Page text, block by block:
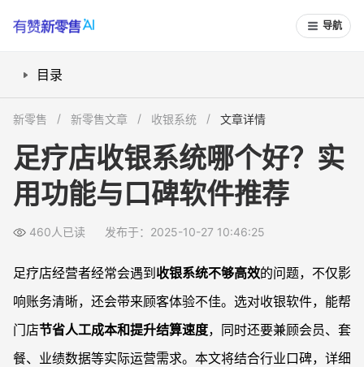
导航
目录
收银系统价格怎么选？哪些性价比高？
售后服务是否靠谱？容易遇到哪些问题？
足疗店收银软件能支持技师分账和提成计算吗？
收银系统支持手机或平板操作吗，必须买POS设备吗？
新零售 新零售文章 收银系统 文章详情
足疗店收银系统哪个好？实
用功能与口碑软件推荐
460人已读 发布于：2025-10-27 10:46:25
足疗店经营者经常会遇到 收银系统不够高效的问题，不仅影
响账务清晰，还会带来顾客体验不佳。选对收银软件，能帮
门店节省人工成本和提升结算速度，同时还要兼顾会员、套
餐、业绩数据等实际运营需求。本文将结合行业口碑，详细